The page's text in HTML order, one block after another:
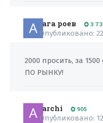
ага роев 3
Опубликовано:
2000 просить, за
ПО РЫНКУ!
archi 905
Опубликовано: